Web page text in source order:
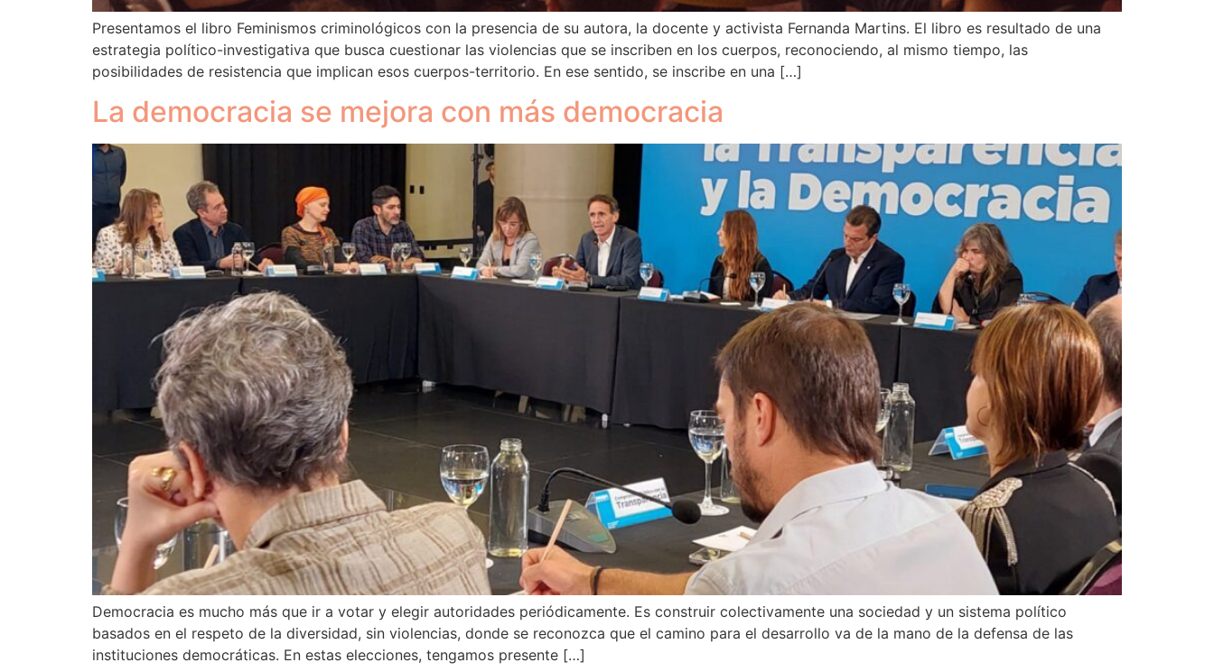
Presentamos el libro Feminismos criminológicos con la presencia de su autora, la docente y activista Fernanda Martins. El libro es resultado de una
estrategia político-investigativa que busca cuestionar las violencias que se inscriben en los cuerpos, reconociendo, al mismo tiempo, las
posibilidades de resistencia que implican esos cuerpos-territorio. En ese sentido, se inscribe en una […]
La democracia se mejora con más democracia
Democracia es mucho más que ir a votar y elegir autoridades periódicamente. Es construir colectivamente una sociedad y un sistema político
basados en el respeto de la diversidad, sin violencias, donde se reconozca que el camino para el desarrollo va de la mano de la defensa de las
instituciones democráticas. En estas elecciones, tengamos presente […]